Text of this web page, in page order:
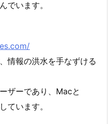
でいます。
情報の洪水を手なずける
ザーであり、Macと
ています。